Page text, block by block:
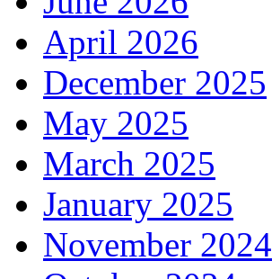
April 2026
December 2025
May 2025
March 2025
January 2025
November 2024